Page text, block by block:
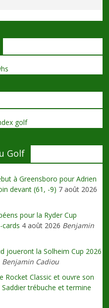
Golf
à Greensboro pour Adrien
devant (61, -9) 7 août 2026
pour la Ryder Cup
cards 4 août 2026 Benjamin
joueront la Solheim Cup 2026
Benjamin Cadiou
Rocket Classic et ouvre son
trébuche et termine